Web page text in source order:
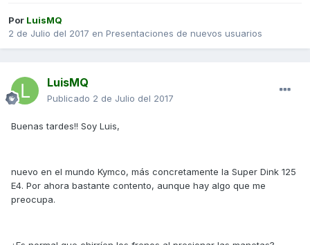
Por LuisMQ
2 de Julio del 2017 en Presentaciones de nuevos usuarios
LuisMQ
Publicado 2 de Julio del 2017
Buenas tardes!! Soy Luis,
nuevo en el mundo Kymco, más concretamente la Super Dink 125
E4. Por ahora bastante contento, aunque hay algo que me
preocupa.